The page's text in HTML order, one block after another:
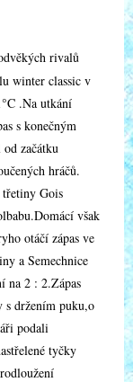
rivalů
winter classic v
.Na utkání
s konečným
od začátku
hráčů.
Gois
však
otáčí zápas ve
a Semechnice
na 2 : 2.Zápas
držením puku,o
podali
tyčky